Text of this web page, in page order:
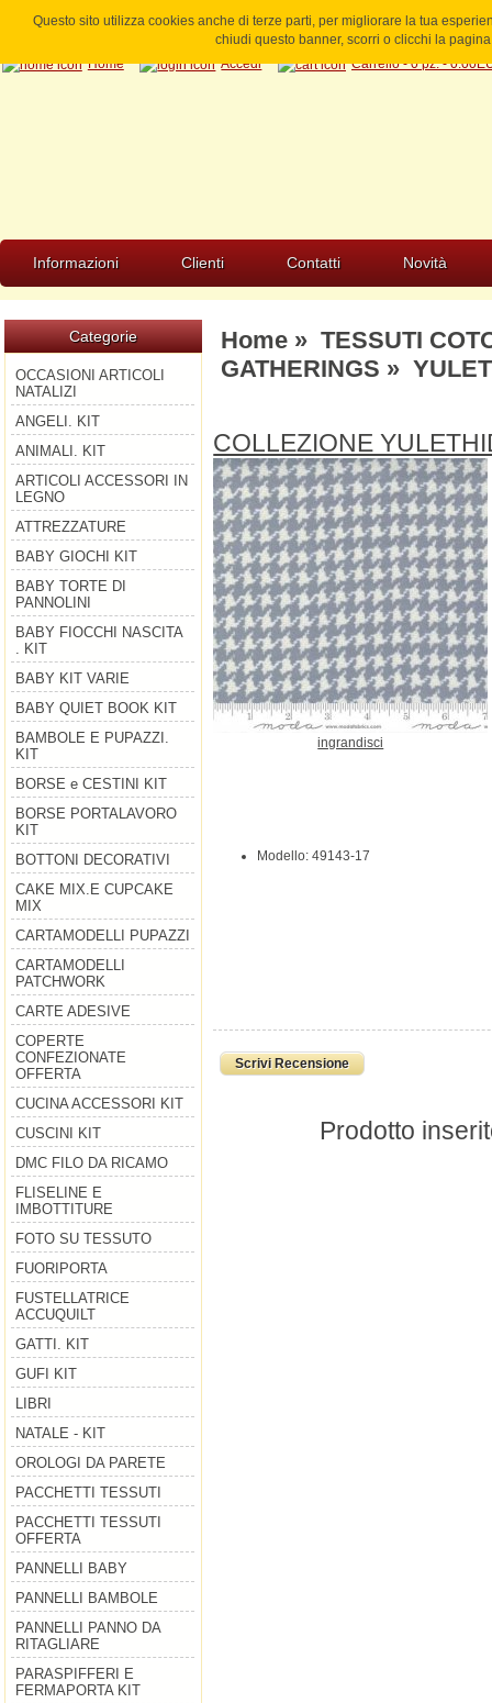
Questo sito utilizza cookies anche di terze parti, per migliorare la tua
chiudi questo banner, scorri o clicchi la
Home
Accedi Carrello - 0 pz. -
Informazioni Clienti Contatti Novità
Categorie
OCCASIONI ARTICOLI
NATALIZI
ANGELI. KIT
ANIMALI. KIT
ARTICOLI ACCESSORI IN
LEGNO
ATTREZZATURE
BABY GIOCHI KIT
BABY TORTE DI
PANNOLINI
BABY FIOCCHI NASCITA
. KIT
BABY KIT VARIE
BABY QUIET BOOK KIT
BAMBOLE E PUPAZZI.
KIT
BORSE e CESTINI KIT
BORSE PORTALAVORO
KIT
BOTTONI DECORATIVI
CAKE MIX.E CUPCAKE
MIX
CARTAMODELLI PUPAZZI
CARTAMODELLI
PATCHWORK
CARTE ADESIVE
COPERTE
CONFEZIONATE
OFFERTA
CUCINA ACCESSORI KIT
CUSCINI KIT
DMC FILO DA RICAMO
FLISELINE E
IMBOTTITURE
FOTO SU TESSUTO
FUORIPORTA
FUSTELLATRICE
ACCUQUILT
GATTI. KIT
GUFI KIT
LIBRI
NATALE - KIT
OROLOGI DA PARETE
PACCHETTI TESSUTI
PACCHETTI TESSUTI
OFFERTA
PANNELLI BABY
PANNELLI BAMBOLE
PANNELLI PANNO DA
RITAGLIARE
PARASPIFFERI E
FERMAPORTA KIT
Home» TESSUTI
GATHERINGS »
COLLEZIONE
ingrandisci
Modello: 49143-17
Scrivi Recensione
Prodotto